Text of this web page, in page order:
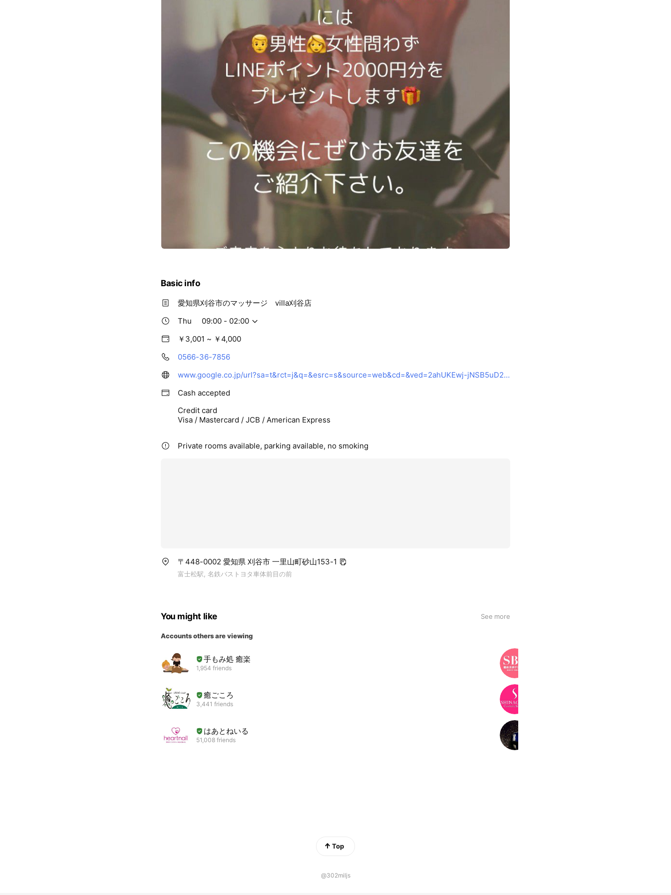
Basic info
愛知県刈谷市のマッサージ villa刈谷店
Thu
09:00 - 02:00
￥3,001 ~ ￥4,000
0566-36-7856
www.google.co.jp/url?sa=t&rct=j&q=&esrc=s&source=web&cd=&ved=2ahUKEwj-jNSB5uD2AhWLBt4KHalcD4IQFnoECBMQAQ&url=https%3A%2F%2Fwww.asian-relaxation-villa.com%2Fsalon%2Fkariya.html&usg=AOvVaw3AAQ6yUx0Uy47-g-VkF7N5
Cash accepted
Credit card
Visa / Mastercard / JCB / American Express
Private rooms available, parking available, no smoking
〒448-0002 愛知県 刈谷市 一里山町砂山153-1
富士松駅, 名鉄バストヨタ車体前目の前
You might like See more
Accounts others are viewing
手もみ処 癒楽
1,954 friends
癒ごころ
3,441 friends
はあとねいる
51,008 friends
Top
@302miljs